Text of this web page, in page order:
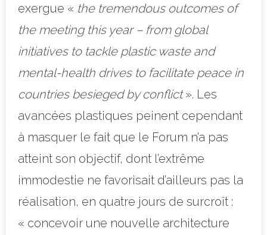
exergue « the tremendous outcomes of
the meeting this year – from global
initiatives to tackle plastic waste and
mental-health drives to facilitate peace in
countries besieged by conflict». Les
avancées plastiques peinent cependant
à masquer le fait que le Forum n’a pas
atteint son objectif, dont l’extrême
immodestie ne favorisait d’ailleurs pas la
réalisation, en quatre jours de surcroît :
« concevoir une nouvelle architecture